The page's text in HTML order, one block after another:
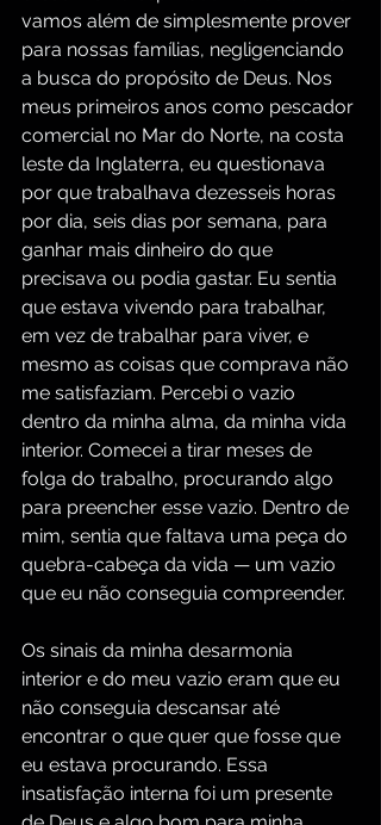
vamos além de simplesmente prover
para nossas famílias, negligenciando
a busca do propósito de Deus. Nos
meus primeiros anos como pescador
comercial no Mar do Norte, na costa
leste da Inglaterra, eu questionava
por que trabalhava dezesseis horas
por dia, seis dias por semana, para
ganhar mais dinheiro do que
precisava ou podia gastar. Eu sentia
que estava vivendo para trabalhar,
em vez de trabalhar para viver, e
mesmo as coisas que comprava não
me satisfaziam. Percebi o vazio
dentro da minha alma, da minha vida
interior. Comecei a tirar meses de
folga do trabalho, procurando algo
para preencher esse vazio. Dentro de
mim, sentia que faltava uma peça do
quebra-cabeça da vida — um vazio
que eu não conseguia compreender.
Os sinais da minha desarmonia
interior e do meu vazio eram que eu
não conseguia descansar até
encontrar o que quer que fosse que
eu estava procurando. Essa
insatisfação interna foi um presente